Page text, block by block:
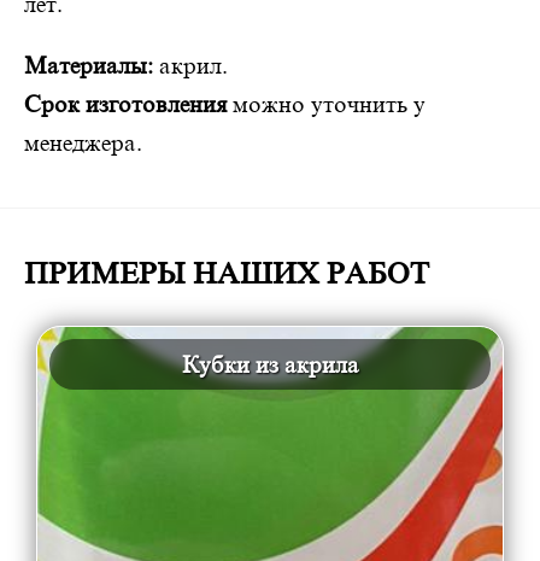
Материалы: акрил.
Срок изготовленияможно уточнить у
менеджера.
ПРИМЕРЫ НАШИХ РАБОТ
Кубки из акрила